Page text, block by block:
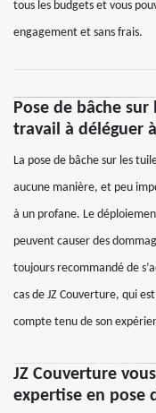
tous les budgets et vous
engagement et sans frais.
Pose de bâche
travail à déléguer
La pose de bâche sur les
aucune manière, et peu
à un profane. Le
peuvent causer des
toujours recommandé de
cas de JZ Couverture, qui
compte tenu de son
JZ Couverture
expertise en pose